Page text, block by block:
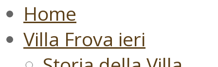
Home
Villa Frova ieri